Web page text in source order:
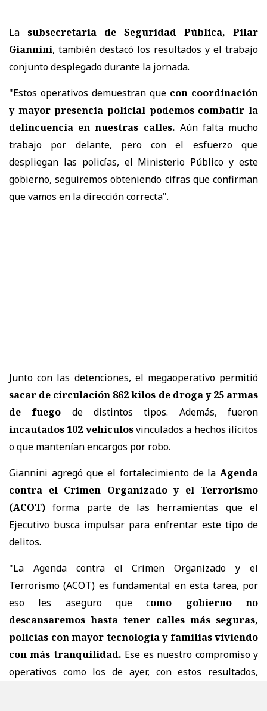
La subsecretaria de Seguridad Pública, Pilar
Giannini, también destacó los resultados y el trabajo
conjunto desplegado durante la jornada.
"Estos operativos demuestran que con coordinación
y mayor presencia policial podemos combatir la
delincuencia en nuestras calles. Aún falta mucho
trabajo por delante, pero con el esfuerzo que
despliegan las policías, el Ministerio Público y este
gobierno, seguiremos obteniendo cifras que confirman
que vamos en la dirección correcta".
Junto con las detenciones, el megaoperativo permitió
sacar de circulación 862 kilos de droga y 25 armas
de fuego de distintos tipos. Además, fueron
incautados 102 vehículosvinculados a hechos ilícitos
o que mantenían encargos por robo.
Giannini agregó que el fortalecimiento de la Agenda
contra el Crimen Organizado y el Terrorismo
(ACOT) forma parte de las herramientas que el
Ejecutivo busca impulsar para enfrentar este tipo de
delitos.
"La Agenda contra el Crimen Organizado y el
Terrorismo (ACOT) es fundamental en esta tarea, por
eso les aseguro que como gobierno no
descansaremos hasta tener calles más seguras,
policías con mayor tecnología y familias viviendo
con más tranquilidad. Ese es nuestro compromiso y
operativos como los de ayer, con estos resultados,